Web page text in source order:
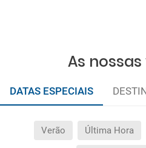
As
DATAS ESPECIAIS
Verão Última Hora